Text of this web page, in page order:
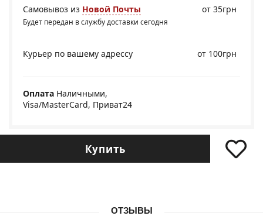
Самовывоз из Новой Почты
Будет передан в службу доставки сегодня
от 35грн
Курьер по вашему адрессу от 100грн
Оплата Наличными,
Visa/MasterCard, Приват24
Купить
ОТЗЫВЫ